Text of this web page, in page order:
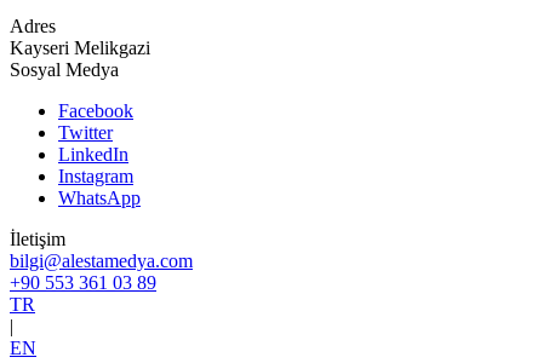
Adres
Kayseri Melikgazi
Sosyal Medya
Facebook
Twitter
LinkedIn
Instagram
WhatsApp
İletişim
bilgi@alestamedya.com
+90 553 361 03 89
TR
|
EN